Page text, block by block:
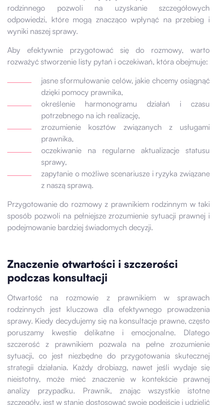
rodzinnego pozwoli na uzyskanie szczegółowych
odpowiedzi, które mogą znacząco wpłynąć na przebieg i
wyniki naszej sprawy.
Aby efektywnie przygotować się do rozmowy, warto
rozważyć stworzenie listy pytań i oczekiwań, która obejmuje:
jasne sformułowanie celów, jakie chcemy osiągnąć
dzięki pomocy prawnika,
określenie harmonogramu działań i czasu
potrzebnego na ich realizację,
zrozumienie kosztów związanych z usługami
prawnika,
oczekiwanie na regularne aktualizacje statusu
sprawy,
zapytanie o możliwe scenariusze i ryzyka związane
z naszą sprawą.
Przygotowanie do rozmowy z prawnikiem rodzinnym w taki
sposób pozwoli na pełniejsze zrozumienie sytuacji prawnej i
podejmowanie bardziej świadomych decyzji.
Znaczenie otwartości i szczerości
podczas konsultacji
Otwartość na rozmowie z prawnikiem w sprawach
rodzinnych jest kluczowa dla efektywnego prowadzenia
sprawy. Kiedy decydujemy się na konsultacje prawne, często
poruszamy kwestie delikatne i emocjonalne. Dlatego
szczerość z prawnikiem pozwala na pełne zrozumienie
sytuacji, co jest niezbędne do przygotowania skutecznej
strategii działania. Każdy drobiazg, nawet jeśli wydaje się
nieistotny, może mieć znaczenie w kontekście prawnej
analizy przypadku. Prawnik, znając wszystkie istotne
szczegóły, jest w stanie dostosować swoje podejście i udzielić